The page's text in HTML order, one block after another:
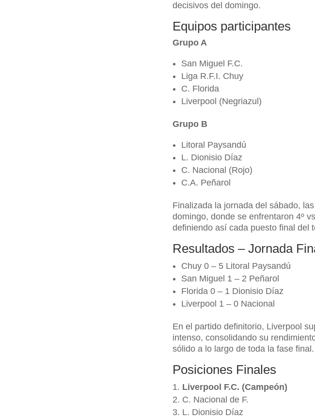
decisivos del domingo.
Equipos participantes
Grupo A
San Miguel F.C.
Liga R.F.I. Chuy
C. Florida
Liverpool (Negriazul)
Grupo B
Litoral Paysandú
L. Dionisio Díaz
C. Nacional (Rojo)
C.A. Peñarol
Finalizada la jornada del sábado,
domingo, donde se enfrentaron 4º
definiendo así cada puesto final del
Resultados – Jornada
Chuy 0 – 5 Litoral Paysandú
San Miguel 1 – 2 Peñarol
Florida 0 – 1 Dionisio Díaz
Liverpool 1 – 0 Nacional
En el partido definitorio, Liverpool
intenso, consolidando su
sólido a lo largo de toda la fase final.
Posiciones Finales
Liverpool F.C. (Campeón)
C. Nacional de F.
L. Dionisio Díaz